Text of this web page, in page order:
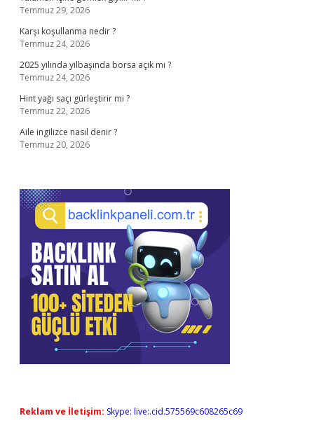
Temmuz 29, 2026
Karşı koşullanma nedir ?
Temmuz 24, 2026
2025 yılında yılbaşında borsa açık mı ?
Temmuz 24, 2026
Hint yağı saçı gürleştirir mi ?
Temmuz 22, 2026
Aile ingilizce nasıl denir ?
Temmuz 20, 2026
Reklam ve İletişim: Skype: live:.cid.575569c608265c69